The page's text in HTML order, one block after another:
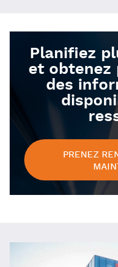
Planifiez
et obtenez
des
PRENEZ